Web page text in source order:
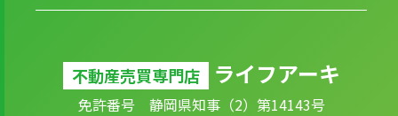
不動産売買専門店 ライフアーキ
免許番号 静岡県知事（2）第14143号